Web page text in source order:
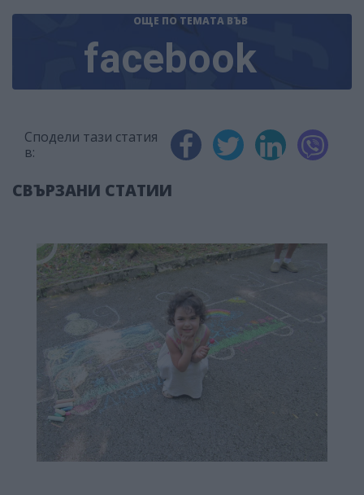
ОЩЕ ПО ТЕМАТА ВЪВ
facebook
Сподели тази статия
в:
СВЪРЗАНИ СТАТИИ